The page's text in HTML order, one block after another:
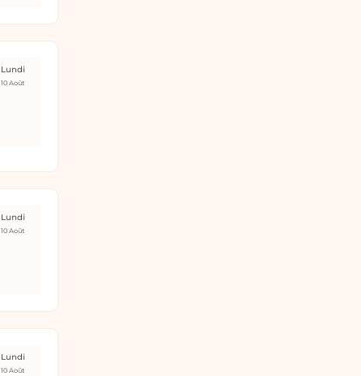
Lundi
10 Août
Lundi
10 Août
Lundi
10 Août